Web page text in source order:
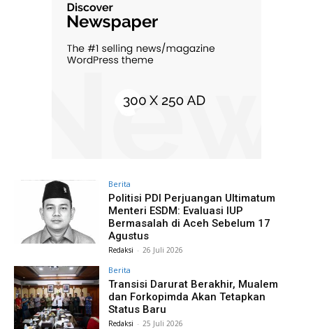
Berita
Politisi PDI Perjuangan Ultimatum
Menteri ESDM: Evaluasi IUP
Bermasalah di Aceh Sebelum 17
Agustus
Redaksi - 26 Juli 2026
Berita
Transisi Darurat Berakhir, Mualem
dan Forkopimda Akan Tetapkan
Status Baru
Redaksi - 25 Juli 2026